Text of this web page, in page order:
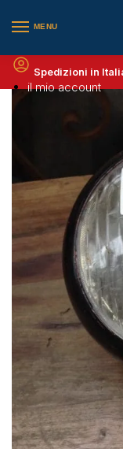
MENU
il mio account
Spedizioni in